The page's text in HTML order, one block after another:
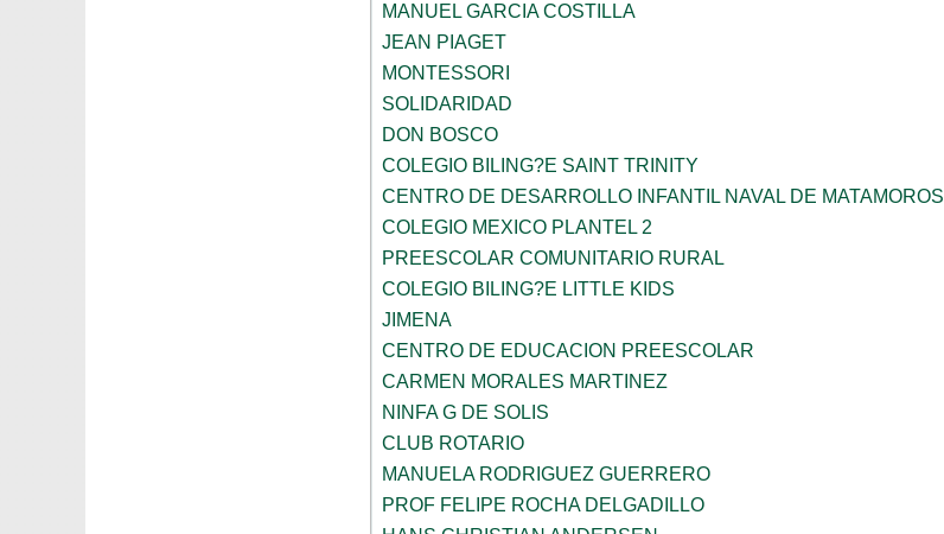
MANUEL GARCIA COSTILLA
JEAN PIAGET
MONTESSORI
SOLIDARIDAD
DON BOSCO
COLEGIO BILING?E SAINT TRINITY
CENTRO DE DESARROLLO INFANTIL NAVAL DE MATAMOROS
COLEGIO MEXICO PLANTEL 2
PREESCOLAR COMUNITARIO RURAL
COLEGIO BILING?E LITTLE KIDS
JIMENA
CENTRO DE EDUCACION PREESCOLAR
CARMEN MORALES MARTINEZ
NINFA G DE SOLIS
CLUB ROTARIO
MANUELA RODRIGUEZ GUERRERO
PROF FELIPE ROCHA DELGADILLO